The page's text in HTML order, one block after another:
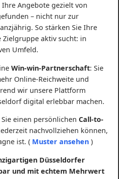
Angebote gezielt von
– nicht nur zur
So stärken Sie Ihre
aktiv sucht: in
Umfeld.
Win-win-Partnerschaft: Sie
Online-Reichweite und
wir unsere Plattform
digital erlebbar machen.
einen persönlichen Call-to-
nachvollziehen können,
ist. ( Muster ansehen )
Düsseldorfer
und mit echtem Mehrwert